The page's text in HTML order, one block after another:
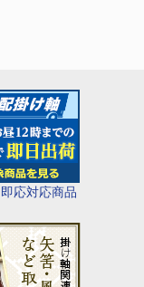
即応対応商品